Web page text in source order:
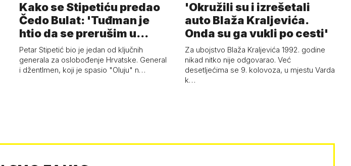
Kako se Stipetiću predao
Čedo Bulat: 'Tuđman je
htio da se prerušim u
ženu'
Petar Stipetić bio je jedan od ključnih
generala za oslobođenje Hrvatske. General
i džentlmen, koji je spasio "Oluju" n…
'Okružili su i izrešetali
auto Blaža Kraljevića.
Onda su ga vukli po cesti'
Za ubojstvo Blaža Kraljevića 1992. godine
nikad nitko nije odgovarao. Već
desetljećima se 9. kolovoza, u mjestu Varda
k…